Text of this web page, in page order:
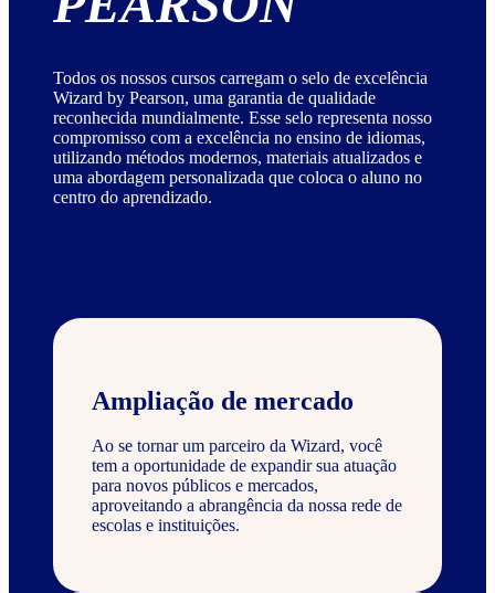
Todos os nossos cursos carregam o selo de excelência
Wizard by Pearson, uma garantia de qualidade
reconhecida mundialmente. Esse selo representa nosso
compromisso com a excelência no ensino de idiomas,
utilizando métodos modernos, materiais atualizados e
uma abordagem personalizada que coloca o aluno no
centro do aprendizado.
Ampliação de mercado
Ao se tornar um parceiro da Wizard, você
tem a oportunidade de expandir sua atuação
para novos públicos e mercados,
aproveitando a abrangência da nossa rede de
escolas e instituições.